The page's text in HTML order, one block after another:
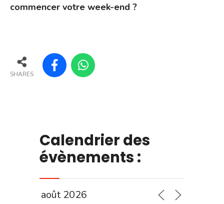
commencer votre week-end ?
SHARES
Calendrier des
évènements :